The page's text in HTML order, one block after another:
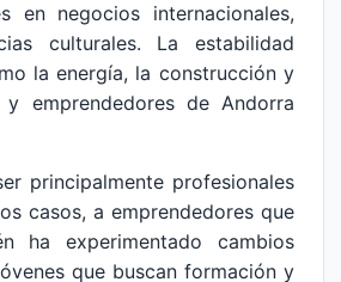
en negocios internacionales,
culturales. La estabilidad
la energía, la construcción y
emprendedores de Andorra
principalmente profesionales
casos, a emprendedores que
ha experimentado cambios
que buscan formación y